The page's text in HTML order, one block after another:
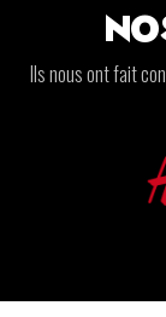
Ils nous ont fait